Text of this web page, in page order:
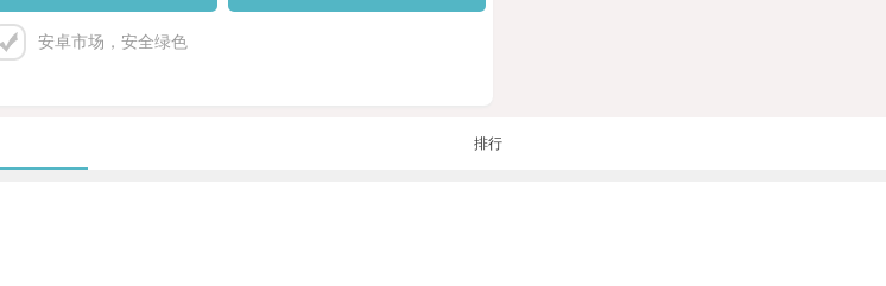
安卓市场，安全绿色
排行